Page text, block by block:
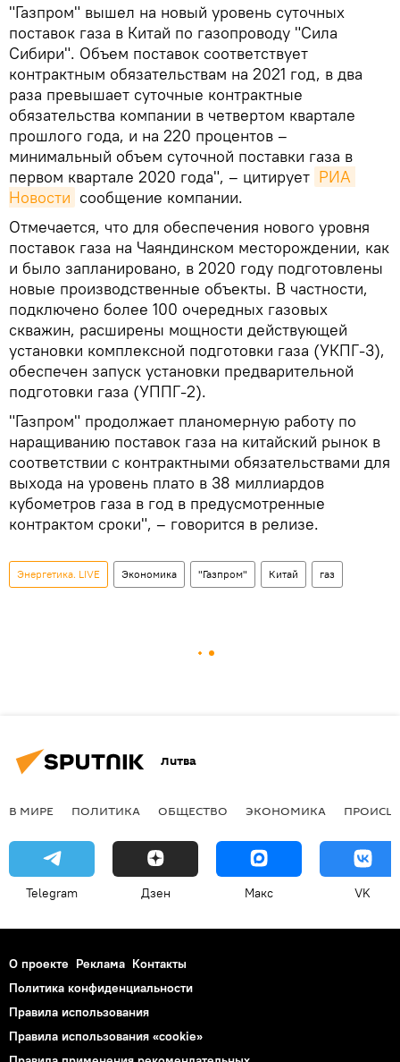
"Газпром" вышел на новый уровень суточных
поставок газа в Китай по газопроводу "Сила
Сибири". Объем поставок соответствует
контрактным обязательствам на 2021 год, в два
раза превышает суточные контрактные
обязательства компании в четвертом квартале
прошлого года, и на 220 процентов –
минимальный объем суточной поставки газа в
первом квартале 2020 года", – цитирует РИА
Новости сообщение компании.
Отмечается, что для обеспечения нового уровня
поставок газа на Чаяндинском месторождении, как
и было запланировано, в 2020 году подготовлены
новые производственные объекты. В частности,
подключено более 100 очередных газовых
скважин, расширены мощности действующей
установки комплексной подготовки газа (УКПГ-3),
обеспечен запуск установки предварительной
подготовки газа (УППГ-2).
"Газпром" продолжает планомерную работу по
наращиванию поставок газа на китайский рынок в
соответствии с контрактными обязательствами для
выхода на уровень плато в 38 миллиардов
кубометров газа в год в предусмотренные
контрактом сроки", – говорится в релизе.
Энергетика. LIVE Экономика "Газпром" Китай газ
Литва
В МИРЕ ПОЛИТИКА ОБЩЕСТВО ЭКОНОМИКА
Telegram Дзен Макс VK
О проекте Реклама Контакты
Политика конфиденциальности
Правила использования
Правила использования «cookie»